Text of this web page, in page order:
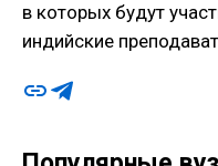
в которых будут
индийские